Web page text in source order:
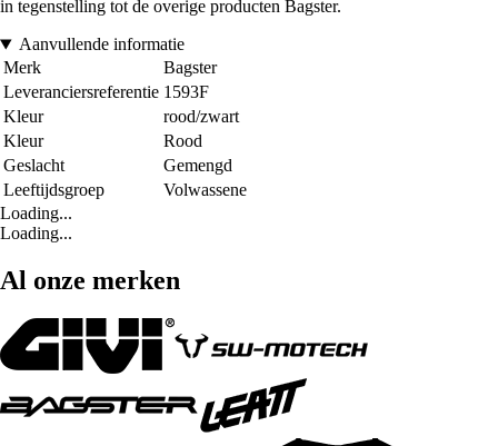
in tegenstelling tot de overige producten Bagster.
Aanvullende informatie
Merk
Bagster
Leveranciersreferentie 1593F
Kleur
rood/zwart
Kleur
Rood
Geslacht
Gemengd
Leeftijdsgroep
Volwassene
Loading...
Loading...
Al onze merken